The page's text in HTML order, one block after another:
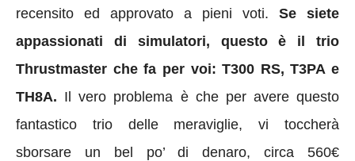
recensito ed approvato a pieni voti. Se siete
appassionati di simulatori, questo è il trio
Thrustmaster che fa per voi: T300 RS, T3PA e
TH8A. Il vero problema è che per avere questo
fantastico trio delle meraviglie, vi toccherà
sborsare un bel po’ di denaro, circa 560€